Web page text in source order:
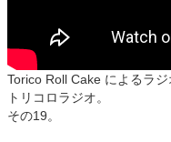
Torico Roll Cake によるラ
トリコロラジオ。
その19。